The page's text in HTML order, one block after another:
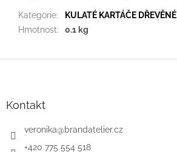
Kategorie:
KULATÉ KARTÁČE DŘEVĚNÉ
Hmotnost: 0.1 kg
Kontakt
veronika@brandatelier.cz
+420 775 554 518